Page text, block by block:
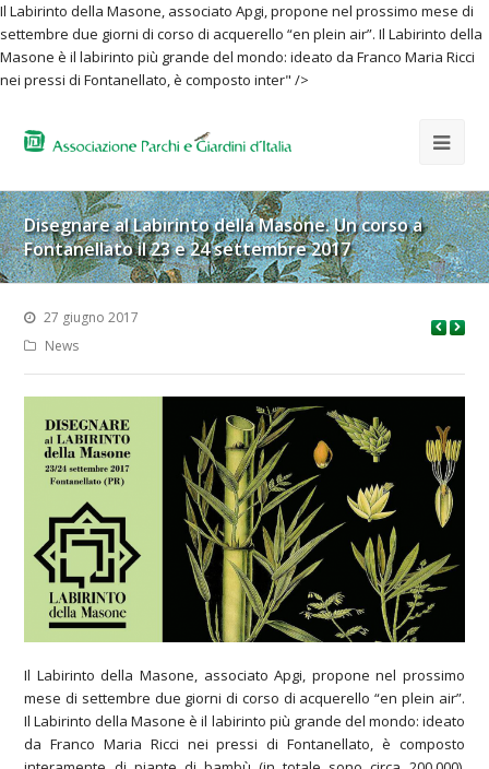
Il Labirinto della Masone, associato Apgi, propone nel prossimo mese di
settembre due giorni di corso di acquerello “en plein air”. Il Labirinto della
Masone è il labirinto più grande del mondo: ideato da Franco Maria Ricci
nei pressi di Fontanellato, è composto inter" />
Disegnare al Labirinto della Masone. Un corso a
Fontanellato il 23 e 24 settembre 2017
27 giugno 2017
News
Il Labirinto della Masone, associato Apgi, propone nel prossimo
mese di settembre due giorni di corso di acquerello “en plein air”.
Il Labirinto della Masone è il labirinto più grande del mondo: ideato
da Franco Maria Ricci nei pressi di Fontanellato, è composto